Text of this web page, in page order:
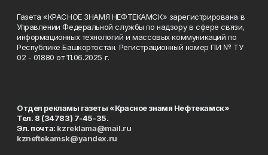
Газета «КРАСНОЕ ЗНАМЯ НЕФТЕКАМСК» зарегистрирована в
Управлении Федеральной службы по надзору в сфере связи,
информационных технологий и массовых коммуникаций по
Республике Башкортостан. Регистрационный номер ПИ № ТУ
02 - 01880 от 11.06.2025 г.
Отдел рекламы газеты «Красное знамя Нефтекамск»
Тел. 8 (34783) 7-45-35.
Эл. почта: kzreklama@mail.ru
kzneftekamsk@yandex.ru